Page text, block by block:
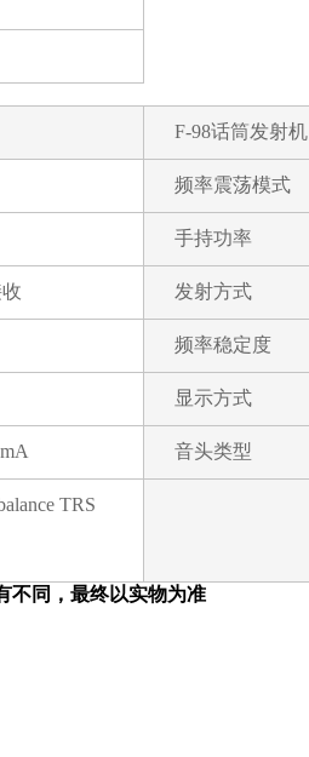
F-98话筒发射机
频率震荡模式
手持功率
发射方式
频率稳定度
显示方式
音头类型
TRS
同，最终以实物为准